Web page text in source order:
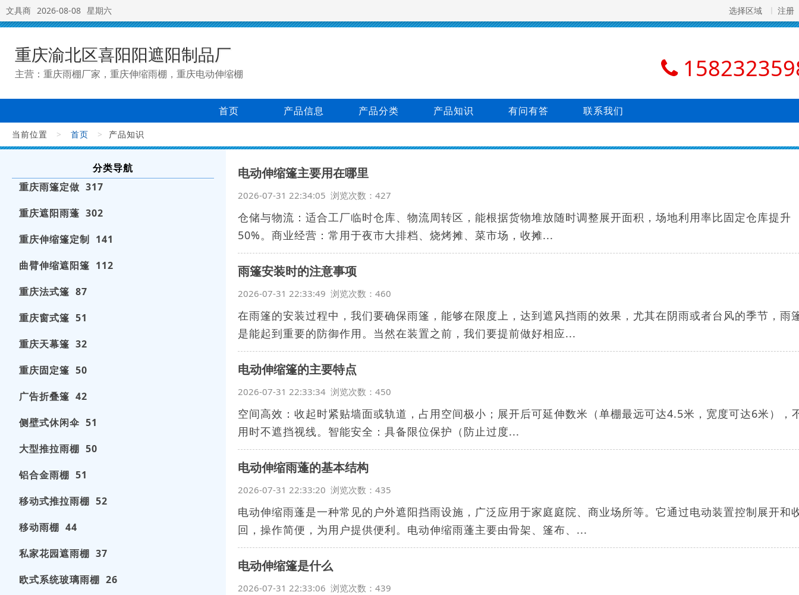
文具商 2026-08-08 星期六 选择区域 注册
重庆渝北区喜阳阳遮阳制品厂
主营：重庆雨棚厂家，重庆伸缩雨棚，重庆电动伸缩棚
首页 产品信息 产品分类 产品知识 有问有答 联系我们
当前位置 > 首页 > 产品知识
分类导航
重庆雨篷定做 317
重庆遮阳雨蓬 302
重庆伸缩篷定制 141
曲臂伸缩遮阳篷 112
重庆法式篷 87
重庆窗式篷 51
重庆天幕篷 32
重庆固定篷 50
广告折叠篷 42
侧壁式休闲伞 51
大型推拉雨棚 50
铝合金雨棚 51
移动式推拉雨棚 52
移动雨棚 44
私家花园遮雨棚 37
欧式系统玻璃雨棚 26
电动伸缩篷主要用在哪里
2026-07-31 22:34:05 浏览次数：427
仓储与物流‌：适合工厂临时仓库、物流周转区，能根据货物堆放随时调整展开面积，场地利用率比固定仓库提升
50%。‌商业经营‌：常用于夜市大排档、烧烤摊、菜市场，收摊...
雨篷安装时的注意事项
2026-07-31 22:33:49 浏览次数：460
在雨篷的安装过程中，我们要确保雨篷，能够在限度上，达到遮风挡雨的效果，尤其在阴雨或者台风的季节，雨
是能起到重要的防御作用。当然在装置之前，我们要提前做好相应...
电动伸缩篷的主要特点
2026-07-31 22:33:34 浏览次数：450
空间高效‌：收起时紧贴墙面或轨道，占用空间极小；展开后可延伸数米（单棚最远可达4.5米，宽度可达6米），
用时不遮挡视线。‌智能安全‌：具备限位保护（防止过度...
电动伸缩雨蓬的基本结构
2026-07-31 22:33:20 浏览次数：435
电动伸缩雨蓬是一种常见的户外遮阳挡雨设施，广泛应用于家庭庭院、商业场所等。它通过电动装置控制展开和
回，操作简便，为用户提供便利。电动伸缩雨蓬主要由骨架、篷布、...
电动伸缩篷是什么
2026-07-31 22:33:06 浏览次数：439